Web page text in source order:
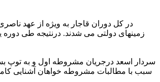
در کل دوران قاجار به ویژه از عهد
زمینهای دولتی می شدند. درنتیجه طی دوره
سردار اسعد درجریان مشروطه اول و به توپ
سبب با مطالبات مشروطه خواهان آشنایی